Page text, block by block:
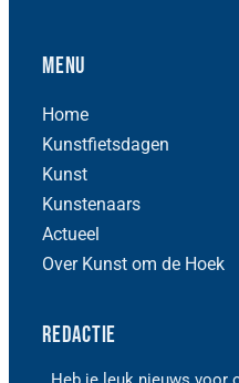
Menu
Home
Kunstfietsdagen
Kunst
Kunstenaars
Actueel
Over Kunst om de Hoek
Redactie